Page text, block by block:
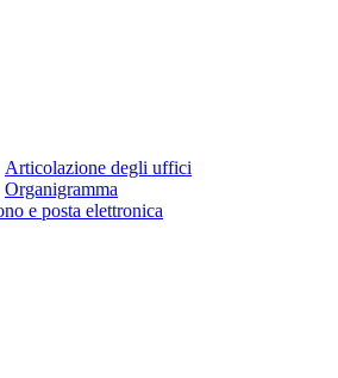
Articolazione degli uffici
Organigramma
e posta elettronica